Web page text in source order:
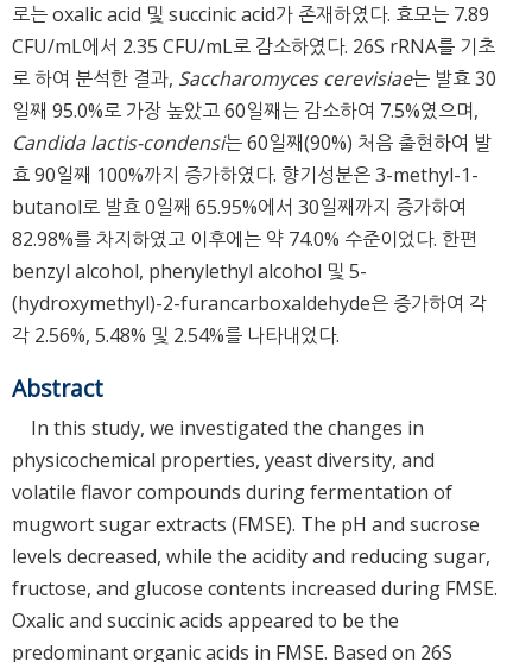
로는 oxalic acid 및 succinic acid가 존재하였다. 효모는 7.89
CFU/mL에서 2.35 CFU/mL로 감소하였다. 26S rRNA를 기초
로 하여 분석한 결과, Saccharomyces cerevisiae는 발효 30
일째 95.0%로 가장 높았고 60일째는 감소하여 7.5%였으며,
Candida lactis-condensi는 60일째(90%) 처음 출현하여 발
효 90일째 100%까지 증가하였다. 향기성분은 3-methyl-1-
butanol로 발효 0일째 65.95%에서 30일째까지 증가하여
82.98%를 차지하였고 이후에는 약 74.0% 수준이었다. 한편
benzyl alcohol, phenylethyl alcohol 및 5-
(hydroxymethyl)-2-furancarboxaldehyde은 증가하여 각
각 2.56%, 5.48% 및 2.54%를 나타내었다.
Abstract
In this study, we investigated the changes in
physicochemical properties, yeast diversity, and
volatile flavor compounds during fermentation of
mugwort sugar extracts (FMSE). The pH and sucrose
levels decreased, while the acidity and reducing sugar,
fructose, and glucose contents increased during FMSE.
Oxalic and succinic acids appeared to be the
predominant organic acids in FMSE. Based on 26S